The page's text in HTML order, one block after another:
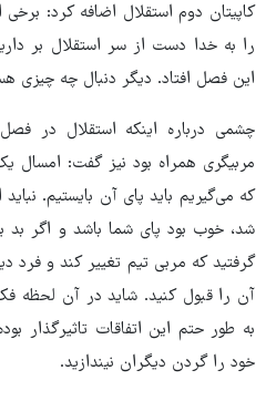
کاپیتان دوم استقلال اضافه کرد:
را به خدا دست از سر استقلال بر
این فصل افتاد. دیگر دنبال چه چیزی
چشمی درباره اینکه استقلال در
مربیگری همراه بود نیز گفت: امسال
که می‌گیریم باید پای آن بایستیم.
شد، خوب بود پای شما باشد و اگر بد
گرفتید که مربی تیم تغییر کند و فرد
آن را قبول کنید. شاید در آن لحظه
به طور حتم این اتفاقات تاثیرگذار
خود را گردن دیگران نیندازید.